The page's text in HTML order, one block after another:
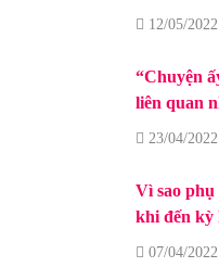
12/05/2022
“Chuyện
liên quan
23/04/2022
Vì sao
khi đến kỳ
07/04/2022